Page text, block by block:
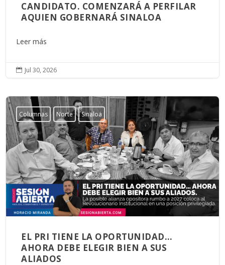
CANDIDATO. COMENZARÁ A PERFILAR
AQUIEN GOBERNARÁ SINALOA
Leer más
 Jul 30, 2026
Columnas Norte Sinaloa
EL PRI TIENE LA OPORTUNIDAD…
AHORA DEBE ELEGIR BIEN A SUS
ALIADOS